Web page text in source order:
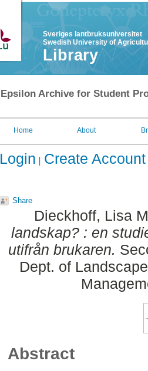
Sveriges lantbruksuniversitet
Swedish University of
Library
Epsilon Archive for Student
Home About
Login Create Account
Share
Dieckhoff, Lisa
landskap? : en
utifrån brukaren.
Dept. of
Abstract